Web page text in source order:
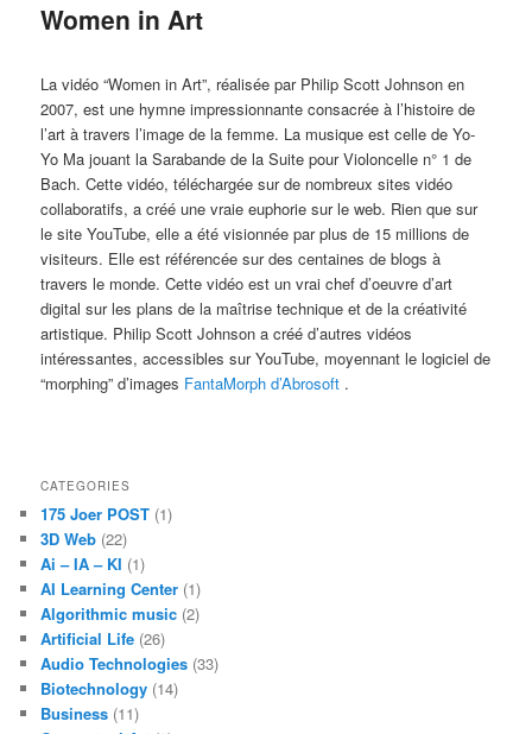
Women in Art
La vidéo “Women in Art”, réalisée par Philip Scott Johnson en
2007, est une hymne impressionnante consacrée à l’histoire de
l’art à travers l’image de la femme. La musique est celle de Yo-
Yo Ma jouant la Sarabande de la Suite pour Violoncelle n° 1 de
Bach. Cette vidéo, téléchargée sur de nombreux sites vidéo
collaboratifs, a créé une vraie euphorie sur le web. Rien que sur
le site YouTube, elle a été visionnée par plus de 15 millions de
visiteurs. Elle est référencée sur des centaines de blogs à
travers le monde. Cette vidéo est un vrai chef d’oeuvre d’art
digital sur les plans de la maîtrise technique et de la créativité
artistique. Philip Scott Johnson a créé d’autres vidéos
intéressantes, accessibles sur YouTube, moyennant le logiciel de
“morphing” d’images FantaMorph d’Abrosoft .
CATEGORIES
175 Joer POST (1)
3D Web (22)
Ai – IA – KI (1)
AI Learning Center (1)
Algorithmic music (2)
Artificial Life (26)
Audio Technologies (33)
Biotechnology (14)
Business (11)